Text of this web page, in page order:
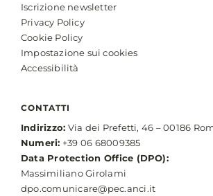
Iscrizione newsletter
Privacy Policy
Cookie Policy
Impostazione sui cookies
Accessibilità
CONTATTI
Indirizzo: Via dei Prefetti, 46 – 00186
Numeri: +39 06 68009385
Data Protection Office (DPO):
Massimiliano Girolami
dpo.comunicare@pec.anci.it